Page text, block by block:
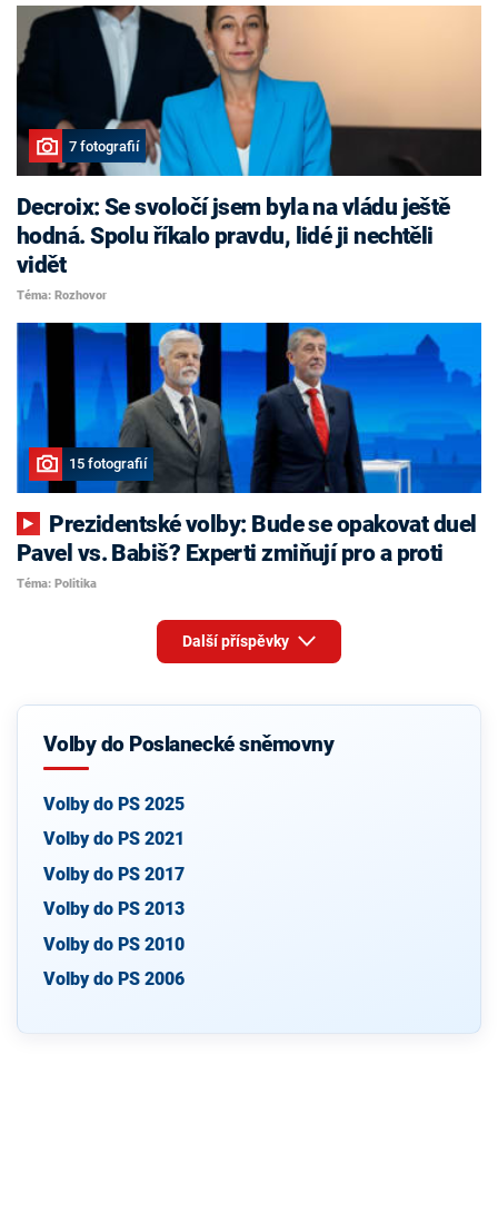
7 fotografií
Decroix: Se svoločí jsem byla na vládu ještě
hodná. Spolu říkalo pravdu, lidé ji nechtěli
vidět
Téma: Rozhovor
15 fotografií
Pavel vs. Babiš? Experti zmiňují pro a proti
Téma: Politika
Další příspěvky
Volby do Poslanecké sněmovny
Volby do PS 2025
Volby do PS 2021
Volby do PS 2017
Volby do PS 2013
Volby do PS 2010
Volby do PS 2006